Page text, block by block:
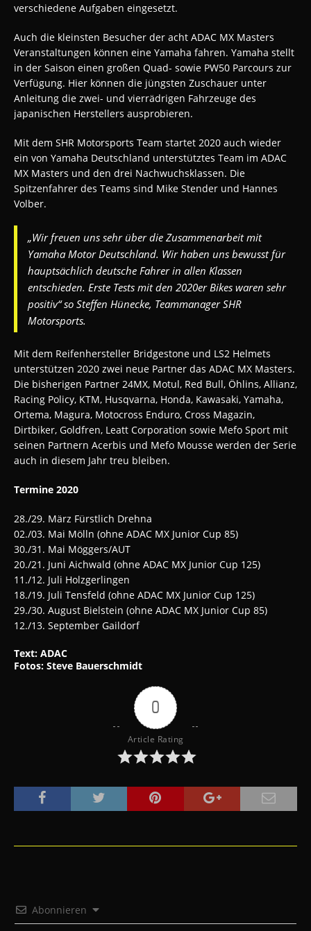
verschiedene Aufgaben eingesetzt.
Auch die kleinsten Besucher der acht ADAC MX Masters
Veranstaltungen können eine Yamaha fahren. Yamaha stellt
in der Saison einen großen Quad- sowie PW50 Parcours zur
Verfügung. Hier können die jüngsten Zuschauer unter
Anleitung die zwei- und vierrädrigen Fahrzeuge des
japanischen Herstellers ausprobieren.
Mit dem SHR Motorsports Team startet 2020 auch wieder
ein von Yamaha Deutschland unterstütztes Team im ADAC
MX Masters und den drei Nachwuchsklassen. Die
Spitzenfahrer des Teams sind Mike Stender und Hannes
Volber.
„Wir freuen uns sehr über die Zusammenarbeit mit
Yamaha Motor Deutschland. Wir haben uns bewusst für
hauptsächlich deutsche Fahrer in allen Klassen
entschieden. Erste Tests mit den 2020er Bikes waren sehr
positiv“ so Steffen Hünecke, Teammanager SHR
Motorsports.
Mit dem Reifenhersteller Bridgestone und LS2 Helmets
unterstützen 2020 zwei neue Partner das ADAC MX Masters.
Die bisherigen Partner 24MX, Motul, Red Bull, Öhlins, Allianz,
Racing Policy, KTM, Husqvarna, Honda, Kawasaki, Yamaha,
Ortema, Magura, Motocross Enduro, Cross Magazin,
Dirtbiker, Goldfren, Leatt Corporation sowie Mefo Sport mit
seinen Partnern Acerbis und Mefo Mousse werden der Serie
auch in diesem Jahr treu bleiben.
Termine 2020
28./29. März Fürstlich Drehna
02./03. Mai Mölln (ohne ADAC MX Junior Cup 85)
30./31. Mai Möggers/AUT
20./21. Juni Aichwald (ohne ADAC MX Junior Cup 125)
11./12. Juli Holzgerlingen
18./19. Juli Tensfeld (ohne ADAC MX Junior Cup 125)
29./30. August Bielstein (ohne ADAC MX Junior Cup 85)
12./13. September Gaildorf
Text: ADAC
Fotos: Steve Bauerschmidt
0
Article Rating
Abonnieren